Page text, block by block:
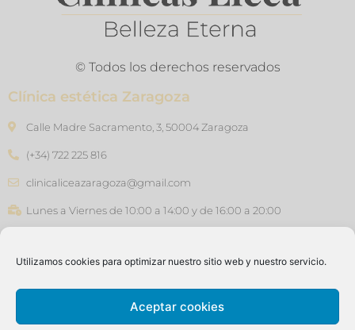
Utilizamos cookies para optimizar nuestro sitio web y nuestro servicio.
Aceptar cookies
© Todos los derechos reservados
Clínica estética Zaragoza
Calle Madre Sacramento, 3, 50004 Zaragoza
(+34) 722 225 816
clinicaliceazaragoza@gmail.com
Lunes a Viernes de 10:00 a 14:00 y de 16:00 a 20:00
Carrer de Joan Güell, 45, 08028 - Barcelona
clinicaliceasants@gmail.com